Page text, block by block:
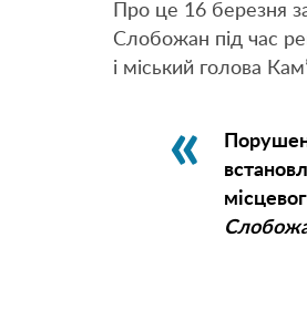
Про це 16 березня
Слобожан під час
і міський голова